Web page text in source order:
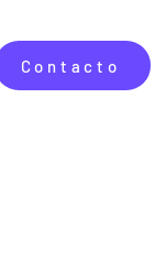
Contacto